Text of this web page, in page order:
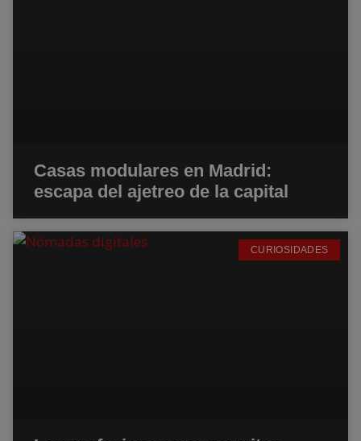
Casas modulares en Madrid:
escapa del ajetreo de la capital
CURIOSIDADES